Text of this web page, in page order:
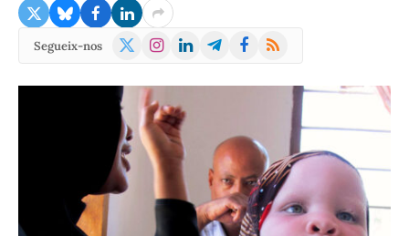
Segueix-nos
X
Instagram
LinkedInTelegramFacebook
RSS